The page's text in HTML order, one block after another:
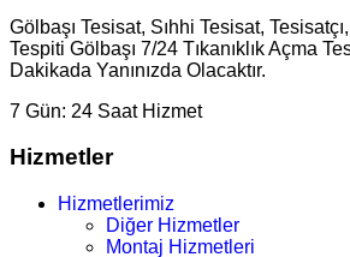
Gölbaşı Tesisat, Sıhhi Tesisat,
Tespiti Gölbaşı 7/24 Tıkanıklık Açma
Dakikada Yanınızda Olacaktır.
7 Gün: 24 Saat Hizmet
Hizmetler
Hizmetlerimiz
Diğer Hizmetler
Montaj Hizmetleri